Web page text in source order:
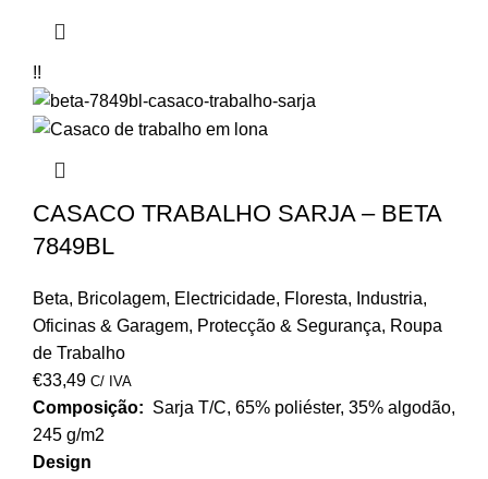
!!
CASACO TRABALHO SARJA – BETA
7849BL
Beta, Bricolagem, Electricidade, Floresta, Industria,
Oficinas & Garagem, Protecção & Segurança, Roupa
de Trabalho
€33,49 C/ IVA
Composição: Sarja T/C, 65% poliéster, 35% algodão,
245 g/m2
Design